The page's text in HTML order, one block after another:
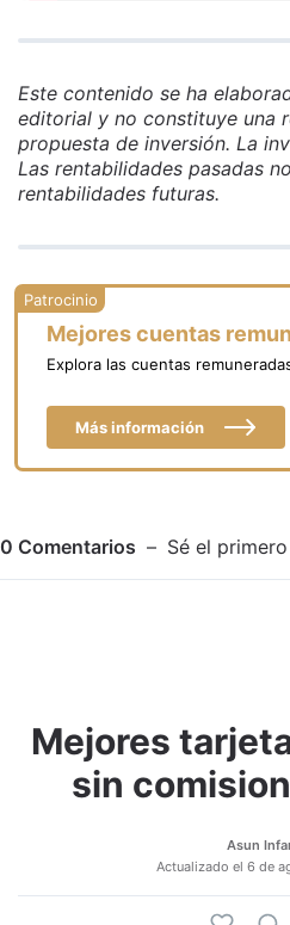
Este contenido se ha
editorial y no constituye una
propuesta de inversión. La
Las rentabilidades pasadas
rentabilidades futuras.
Mejores cuentas
Explora las cuentas
Más información
0 Comentarios Sé el
Mejores
sin
Asun
Actualizado el 6 de